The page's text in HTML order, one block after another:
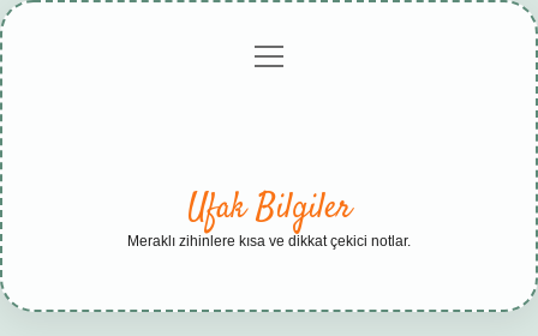
Gizlilikmenüyü
Ufak Bilgiler
Meraklı zihinlere kısa ve dikkat çekici notlar.